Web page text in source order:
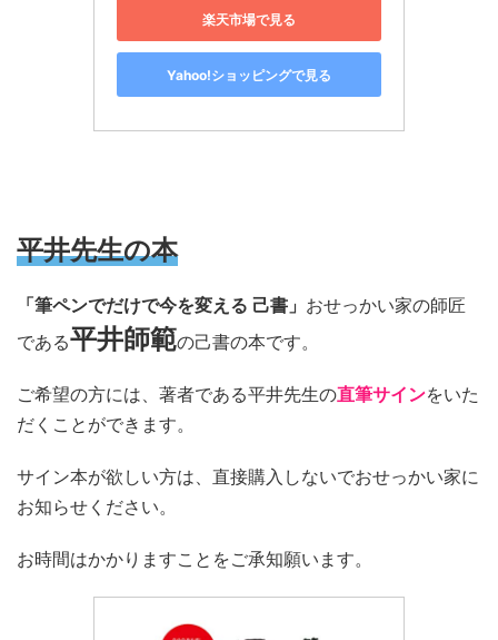
楽天市場で見る
Yahoo!ショッピングで見る
平井先生の本
「筆ペンでだけで今を変える 己書」 おせっかい家の師匠
である平井師範の己書の本です。
ご希望の方には、著者である平井先生の直筆サインをいた
だくことができます。
サイン本が欲しい方は、直接購入しないでおせっかい家に
お知らせください。
お時間はかかりますことをご承知願います。